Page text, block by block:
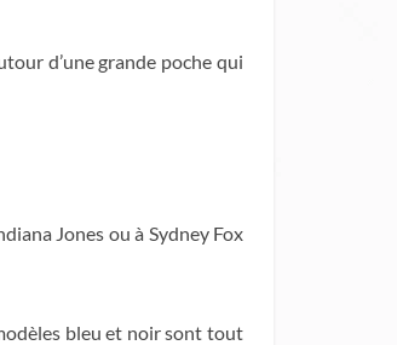
d’une grande poche qui
Jones ou à Sydney Fox
bleu et noir sont tout